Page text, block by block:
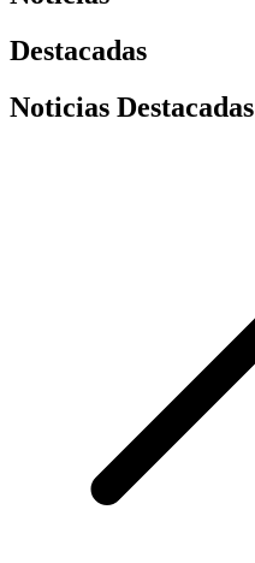
Destacadas
Noticias Destacadas